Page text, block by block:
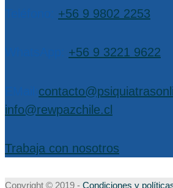
+56 9 9802 2253
+56 9 3221 9622
info@rewpazchile.cl
Trabaja con nosotros
Copyright © 2019 - Condiciones y